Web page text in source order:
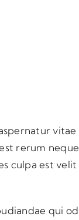
rerum
culpa est velit
qui